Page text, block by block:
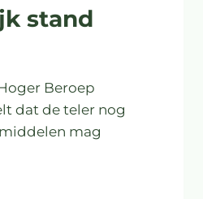
stand
Beroep
dat de teler nog
mag